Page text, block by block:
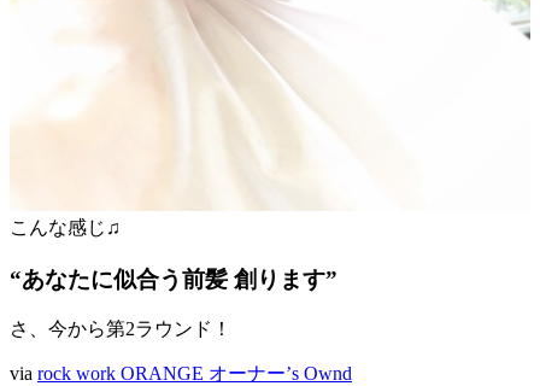
こんな感じ♫
“あなたに似合う前髪 創ります”
さ、今から第2ラウンド！
via rock work ORANGE オーナー’s Ownd